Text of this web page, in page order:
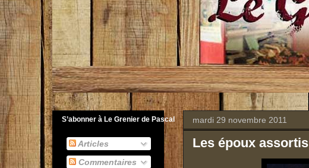
mardi 29 novembre 2011
Les époux assortis
S’abonner à Le Grenier de Pascal
Articles
Commentaires